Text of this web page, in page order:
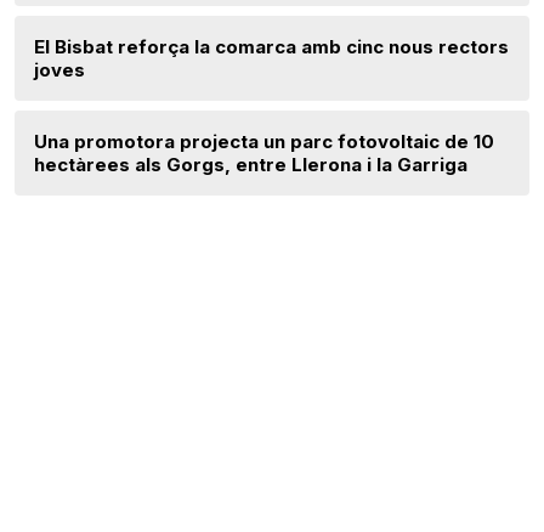
El Bisbat reforça la comarca amb cinc nous rectors
joves
Una promotora projecta un parc fotovoltaic de 10
hectàrees als Gorgs, entre Llerona i la Garriga